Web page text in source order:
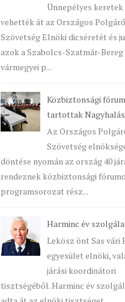
Ünnepélyes
vehették át az Országos
Szövetség Elnöki dicséretét és
azok a Szabolcs-Szatmár-Bereg
vármegyei p...
Közbiztonsági
tartottak
Az Országos
Szövetség
döntése nyomán az ország 40
rendeznek közbiztonsági
programsorozat rész...
Harminc év
Lekösz önt Sas vári
egyesület elnöki,
járási koordinátori
tisztségéből. Harminc év